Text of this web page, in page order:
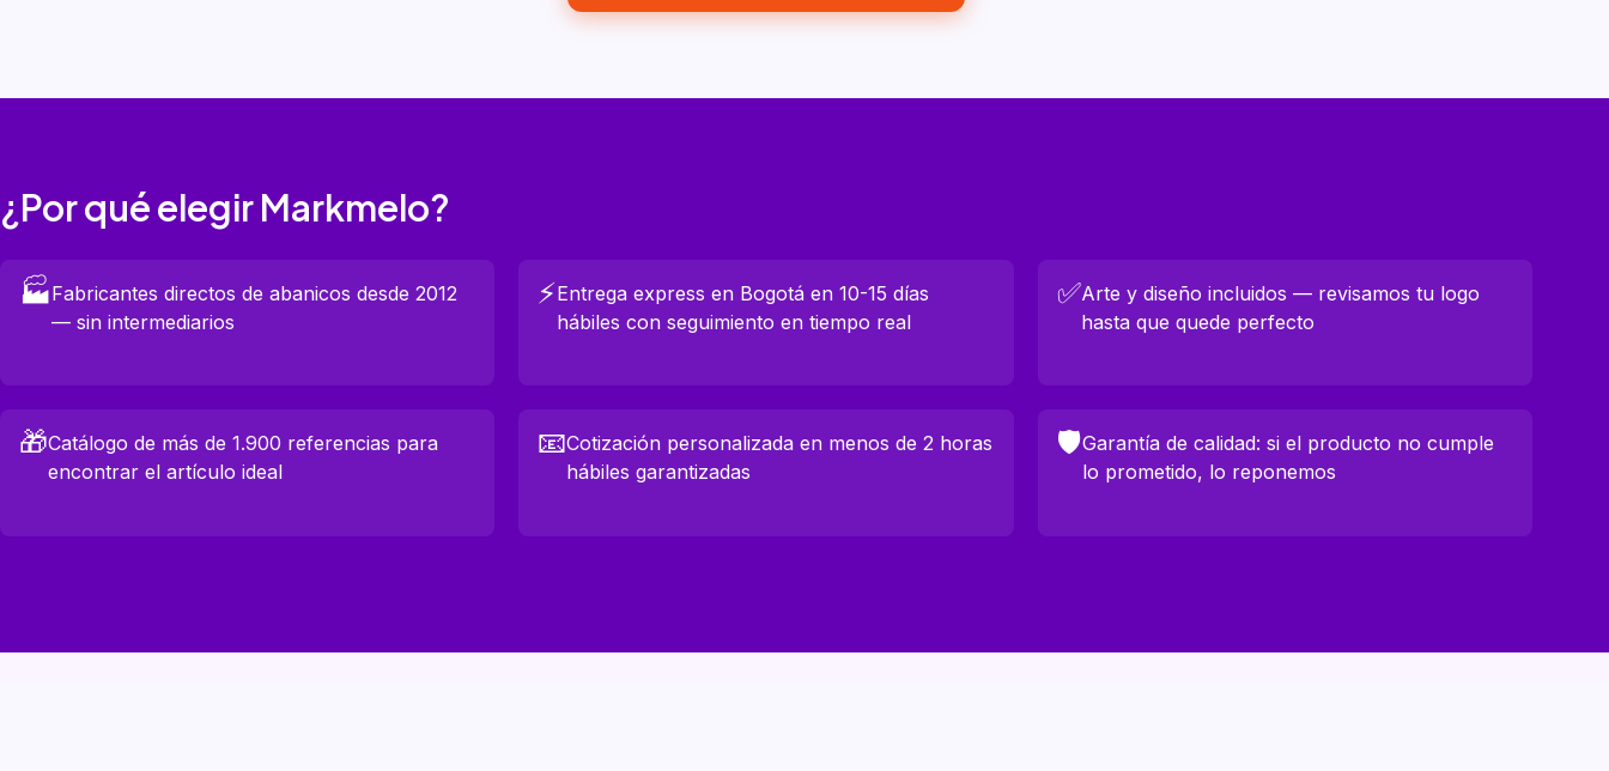
¿Por qué elegir Markmelo?
🏭Fabricantes directos de abanicos desde 2012
— sin intermediarios
⚡Entrega express en Bogotá en 10-15 días
hábiles con seguimiento en tiempo real
✅Arte y diseño incluidos — revisamos tu logo
hasta que quede perfecto
🎁Catálogo de más de 1.900 referencias para
encontrar el artículo ideal
📧Cotización personalizada en menos de 2 horas
hábiles garantizadas
🛡Garantía de calidad: si el producto no cumple
lo prometido, lo reponemos